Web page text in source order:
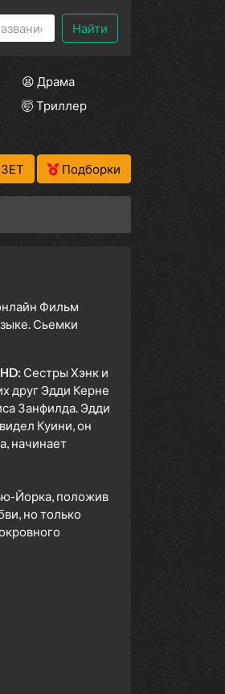
Найти
😫 Драма
🤯 Триллер
Подборки
Фильм
Сьемки
Сестры Хэнк и
друг Эдди Керне
Занфилда. Эдди
Куини, он
начинает
Йорка, положив
но только